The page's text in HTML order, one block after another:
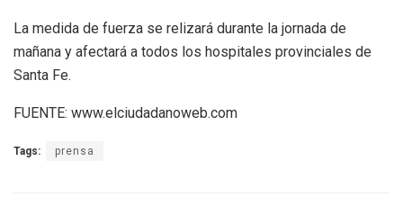
La medida de fuerza se relizará durante la jornada de
mañana y afectará a todos los hospitales provinciales de
Santa Fe.
FUENTE: www.elciudadanoweb.com
Tags: prensa